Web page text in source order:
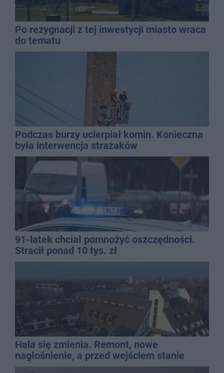
Po rezygnacji z tej inwestycji miasto wraca
do tematu
Podczas burzy ucierpiał komin. Konieczna
była interwencja strażaków
91-latek chciał pomnożyć oszczędności.
Stracił ponad 10 tys. zł
Hala się zmienia. Remont, nowe
nagłośnienie, a przed wejściem stanie
QEMETICA ARENA